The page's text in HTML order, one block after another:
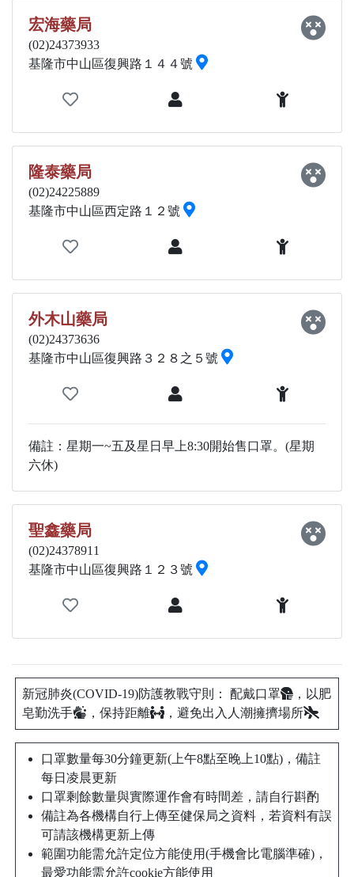
宏海藥局
(02)24373933
基隆市中山區復興路１４４號
隆泰藥局
(02)24225889
基隆市中山區西定路１２號
外木山藥局
(02)24373636
基隆市中山區復興路３２８之５號
備註：星期一~五及星日早上8:30開始售口罩。(星期
六休)
聖鑫藥局
(02)24378911
基隆市中山區復興路１２３號
新冠肺炎(COVID-19)防護教戰守則： 配戴口罩
，以肥
皂勤洗手
，保持距離 ，避免出入人潮擁擠場所
口罩數量每30分鐘更新(上午8點至晚上10點)，備註
每日凌晨更新
口罩剩餘數量與實際運作會有時間差，請自行斟酌
備註為各機構自行上傳至健保局之資料，若資料有誤
可請該機構更新上傳
範圍功能需允許定位方能使用(手機會比電腦準確)，
最愛功能需允許cookie方能使用